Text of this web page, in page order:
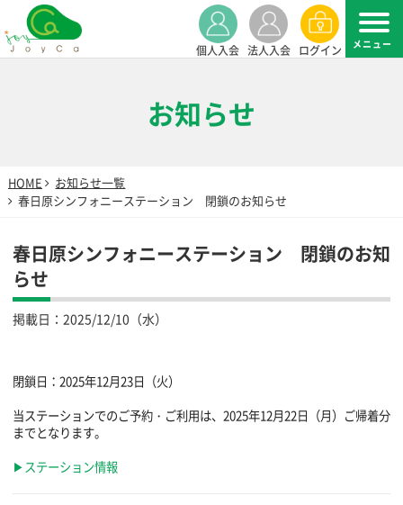
個人入会 法人入会 ログイン
お知らせ
HOME
お知らせ一覧
春日原シンフォニーステーション 閉鎖のお知らせ
春日原シンフォニーステーション 閉鎖のお知
らせ
掲載日： 2025/12/10（水）
閉鎖日：2025年12月23日（火）
当ステーションでのご予約・ご利用は、2025年12月22日（月）ご帰着分
までとなります。
▶ステーション情報